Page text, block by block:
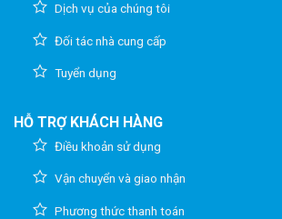
Dịch vụ của chúng tôi
Đối tác nhà cung cấp
Tuyển dụng
HỖ TRỢ KHÁCH HÀNG
Điều khoản sử dụng
Vận chuyển và giao nhận
Phương thức thanh toán